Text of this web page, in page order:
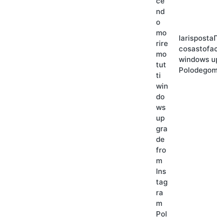
windows